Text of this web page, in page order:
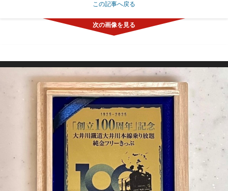
この記事へ戻る